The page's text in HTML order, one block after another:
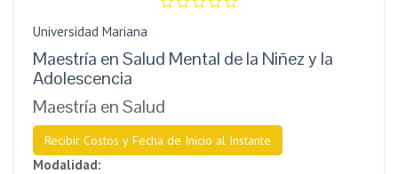
Universidad Mariana
Maestría en Salud Mental de la Niñez y la
Adolescencia
Maestría en Salud
Recibir Costos y Fecha de Inicio al Instante
Modalidad: